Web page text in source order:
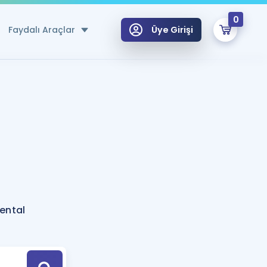
Faydalı Araçlar
Hesaplama Aracı
için Öneriler
Tek Takvimde
Üye Girişi
0
Hoca ile seni sınava hazırlayacak onlarca eğitim seni bekliyor!